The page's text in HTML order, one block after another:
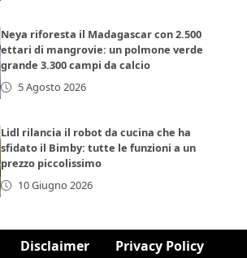
Neya riforesta il Madagascar con 2.500
ettari di mangrovie: un polmone verde
grande 3.300 campi da calcio
5 Agosto 2026
Lidl rilancia il robot da cucina che ha
sfidato il Bimby: tutte le funzioni a un
prezzo piccolissimo
10 Giugno 2026
Disclaimer Privacy Policy